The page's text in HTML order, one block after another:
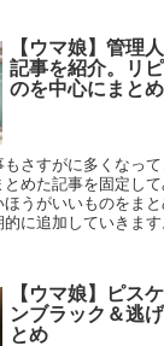
【ウマ娘】管理
記事を紹介。リ
のを中心にまと
さすがに多くなっ
めた記事を固定し
うがいいものをま
に追加していきます
【ウマ娘】ピス
ンブラック＆逃
とめ